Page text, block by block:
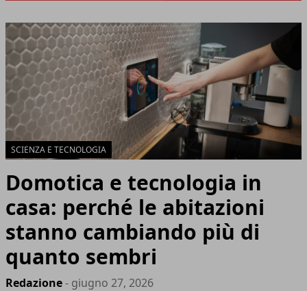
SCIENZA E TECNOLOGIA
Domotica e tecnologia in
casa: perché le abitazioni
stanno cambiando più di
quanto sembri
Redazione- giugno 27, 2026